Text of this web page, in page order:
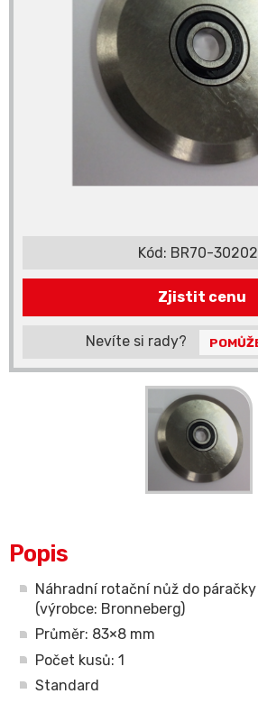
Kód: BR70-
Zjistit cenu
Nevíte si rady?
Popis
Náhradní rotační nůž do páračky
(výrobce: Bronneberg)
Průměr: 83×8 mm
Počet kusů: 1
Standard